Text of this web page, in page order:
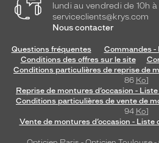
lundi au vendredi de 10h à
serviceclients@krys.com
Nous contacter
Questions fréquentes
Commandes -
Conditions des offres sur le site
Conditions particulières de reprise de
86 Ko]
Reprise de montures d’occasion -
Conditions particulières de vente de
94 Ko]
Vente de montures d’occasion -